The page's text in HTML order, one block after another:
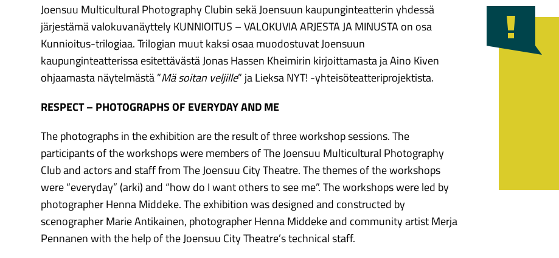
Joensuu Multicultural Photography Clubin sekä Joensuun kaupunginteatterin yhdessä
järjestämä valokuvanäyttely KUNNIOITUS – VALOKUVIA ARJESTA JA MINUSTA on osa
Kunnioitus-trilogiaa. Trilogian muut kaksi osaa muodostuvat Joensuun
kaupunginteatterissa esitettävästä Jonas Hassen Kheimirin kirjoittamasta ja Aino Kiven
ohjaamasta näytelmästä ”Mä soitan veljille” ja Lieksa NYT! -yhteisöteatteriprojektista.
RESPECT – PHOTOGRAPHS OF EVERYDAY AND ME
The photographs in the exhibition are the result of three workshop sessions. The
participants of the workshops were members of The Joensuu Multicultural Photography
Club and actors and staff from The Joensuu City Theatre. The themes of the workshops
were “everyday” (arki) and “how do I want others to see me”. The workshops were led by
photographer Henna Middeke. The exhibition was designed and constructed by
scenographer Marie Antikainen, photographer Henna Middeke and community artist Merja
Pennanen with the help of the Joensuu City Theatre’s technical staff.